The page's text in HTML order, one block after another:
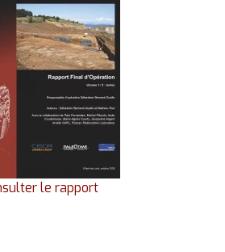
le rapport